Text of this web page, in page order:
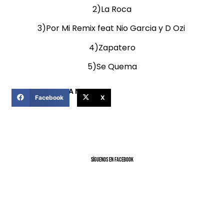
2)La Roca
3)Por Mi Remix feat Nio Garcia y D Ozi
4)Zapatero
5)Se Quema
COMPARTIR ESTA NOTICIA
Facebook X
SíGUENOS EN FACEBOOK